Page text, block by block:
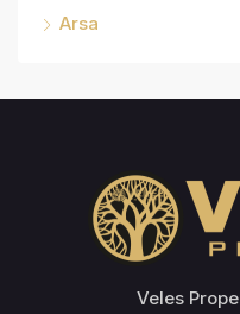
Arsa
Veles